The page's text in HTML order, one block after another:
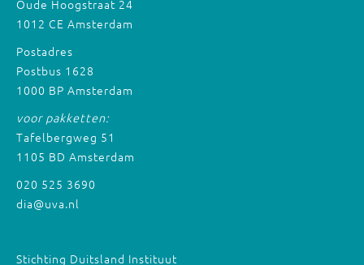
Oude Hoogstraat 24
1012 CE Amsterdam
Postadres
Postbus 1628
1000 BP Amsterdam
voor pakketten:
Tafelbergweg 51
1105 BD Amsterdam
020 525 3690
dia@uva.nl
Stichting Duitsland Instituut